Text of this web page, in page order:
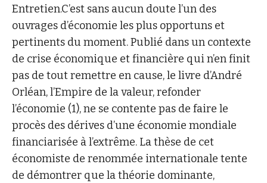
Entretien.C’est sans aucun doute l’un des
ouvrages d’économie les plus opportuns et
pertinents du moment. Publié dans un contexte
de crise économique et financière qui n’en finit
pas de tout remettre en cause, le livre d’André
Orléan, l’Empire de la valeur, refonder
l’économie (1), ne se contente pas de faire le
procès des dérives d’une économie mondiale
financiarisée à l’extrême. La thèse de cet
économiste de renommée internationale tente
de démontrer que la théorie dominante,